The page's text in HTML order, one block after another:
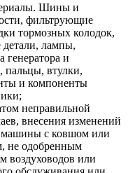
Шины и
фильтрующие
тормозных колодок,
детали, лампы,
генератора и
пальцы, втулки,
и компоненты
неправильной
внесения изменений
машины с ковшом или
не одобренным
воздуховодов или